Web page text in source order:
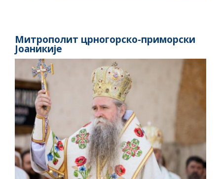
Митрополит црногорско-приморски
Јоаникије